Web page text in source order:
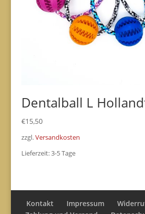
Dentalball L
€15,50
zzgl.Versandkosten
Lieferzeit:3-5 Tage
Kontakt Impressum